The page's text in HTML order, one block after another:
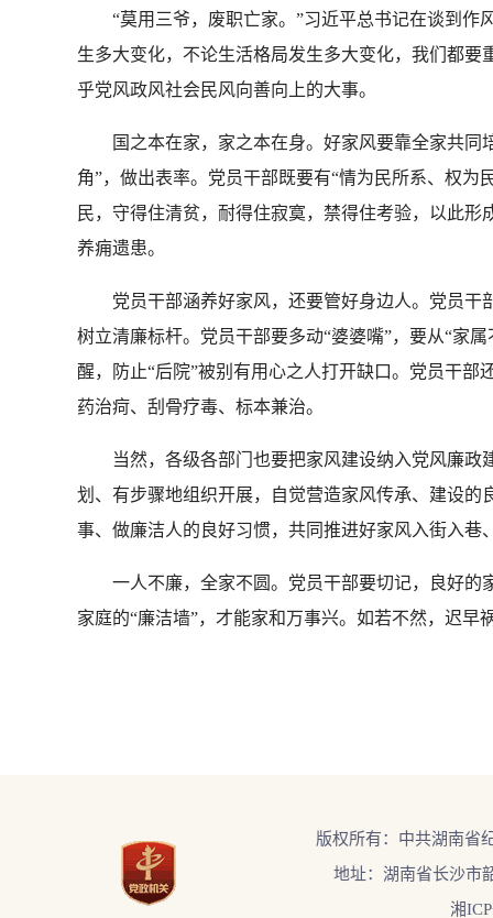
“莫用三爷，废职亡家。”习近平总书记在谈到作
生多大变化，不论生活格局发生多大变化，我们都
乎党风政风社会民风向善向上的大事。
国之本在家，家之本在身。好家风要靠全家共同
角”，做出表率。党员干部既要有“情为民所系、权
民，守得住清贫，耐得住寂寞，禁得住考验，以此
养痈遗患。
党员干部涵养好家风，还要管好身边人。党员干
树立清廉标杆。党员干部要多动“婆婆嘴”，要从“家
醒，防止“后院”被别有用心之人打开缺口。党员干
药治疴、刮骨疗毒、标本兼治。
当然，各级各部门也要把家风建设纳入党风廉政
划、有步骤地组织开展，自觉营造家风传承、建设
事、做廉洁人的良好习惯，共同推进好家风入街入巷
一人不廉，全家不圆。党员干部要切记，良好的家
家庭的“廉洁墙”，才能家和万事兴。如若不然，迟早
版权所有：中共湖南省
地址：湖南省长沙市
湘